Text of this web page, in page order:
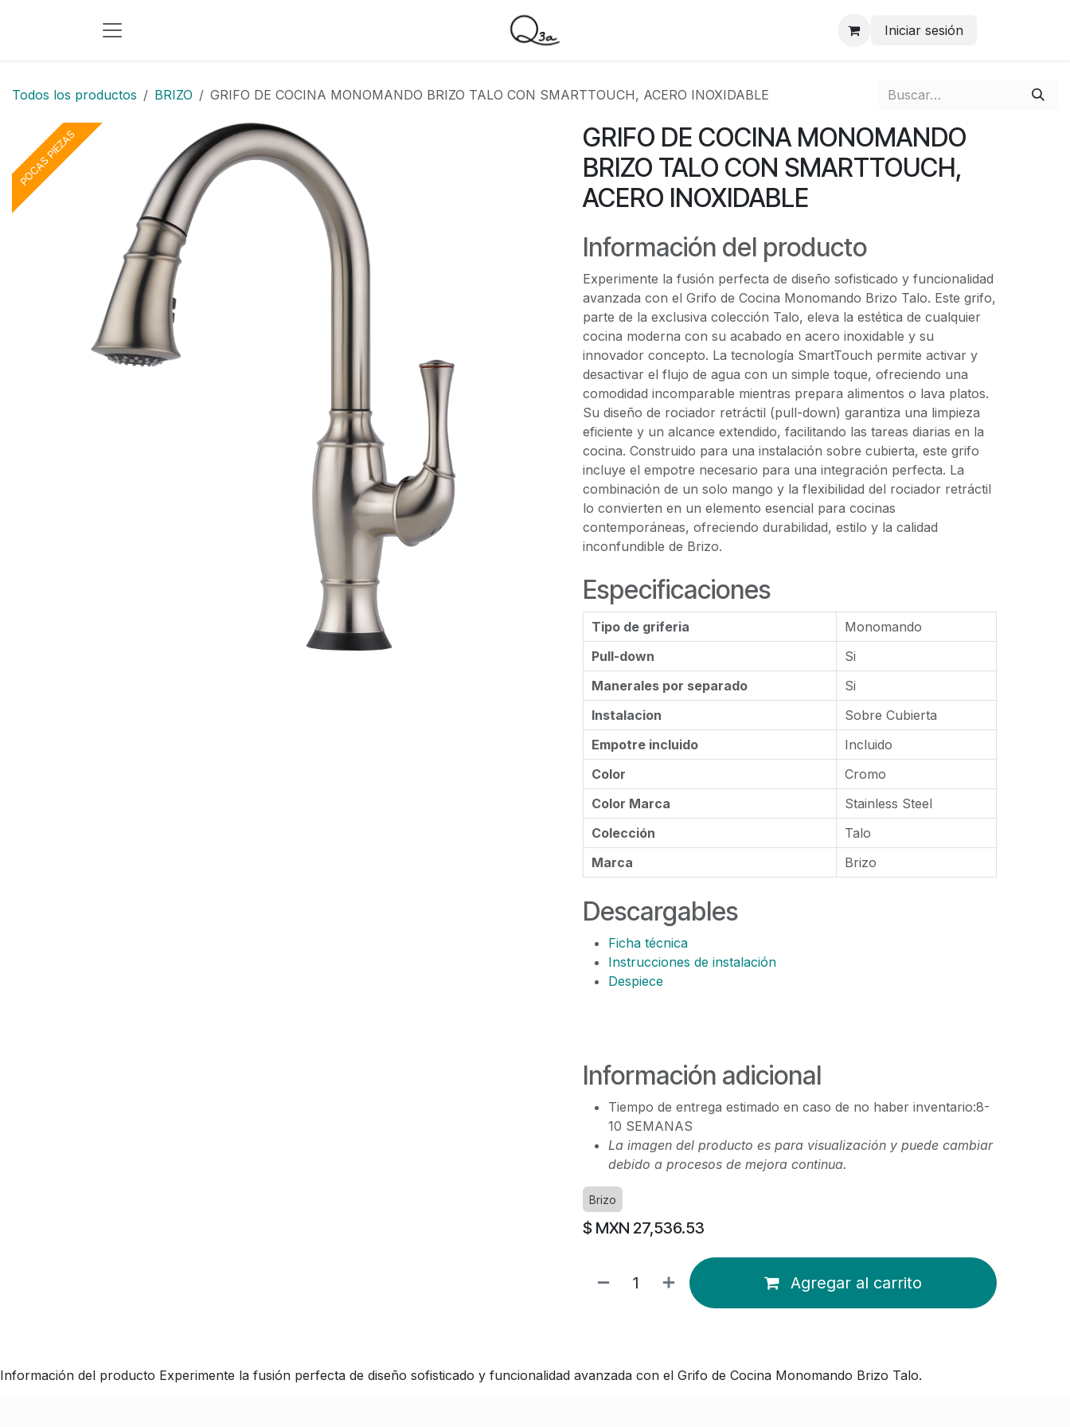
Iniciar sesión
Todos los productos BRIZO GRIFO DE COCINA MONOMANDO BRIZO TALO CON SMARTTOUCH, ACERO INOXIDABLE
POCAS PIEZAS
GRIFO DE COCINA MONOMANDO
BRIZO TALO CON SMARTTOUCH,
ACERO INOXIDABLE
Información del producto
Experimente la fusión perfecta de diseño sofisticado y funcionalidad
avanzada con el Grifo de Cocina Monomando Brizo Talo. Este grifo,
parte de la exclusiva colección Talo, eleva la estética de cualquier
cocina moderna con su acabado en acero inoxidable y su
innovador concepto. La tecnología SmartTouch permite activar y
desactivar el flujo de agua con un simple toque, ofreciendo una
comodidad incomparable mientras prepara alimentos o lava platos.
Su diseño de rociador retráctil (pull-down) garantiza una limpieza
eficiente y un alcance extendido, facilitando las tareas diarias en la
cocina. Construido para una instalación sobre cubierta, este grifo
incluye el empotre necesario para una integración perfecta. La
combinación de un solo mango y la flexibilidad del rociador retráctil
lo convierten en un elemento esencial para cocinas
contemporáneas, ofreciendo durabilidad, estilo y la calidad
inconfundible de Brizo.
Especificaciones
Tipo de griferia
Monomando
Pull-down
Si
Manerales por separado
Si
Instalacion
Sobre Cubierta
Empotre incluido
Incluido
Color
Cromo
Color Marca
Stainless Steel
Colección
Talo
Marca
Brizo
Descargables
Ficha técnica
Instrucciones de instalación
Despiece
Información adicional
Tiempo de entrega estimado en caso de no haber inventario:8-
10 SEMANAS
La imagen del producto es para visualización y puede cambiar
debido a procesos de mejora continua.
Brizo
$ MXN 27,536.53
Agregar al carrito
Información del producto Experimente la fusión perfecta de diseño sofisticado y funcionalidad avanzada con el Grifo de Cocina Monomando Brizo Talo.